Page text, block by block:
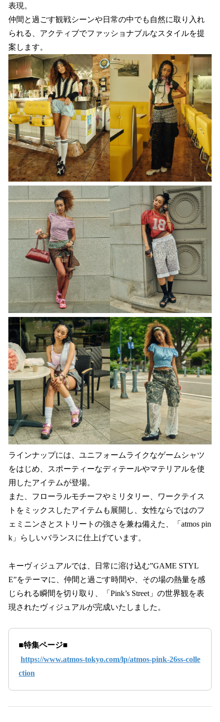
表現。
仲間と過ごす観戦シーンや日常の中でも自然に取り入れ
られる、アクティブでファッショナブルなスタイルを提
案します。
ラインナップには、ユニフォームライクなゲームシャツ
をはじめ、スポーティーなディテールやマテリアルを使
用したアイテムが登場。
また、フローラルモチーフやミリタリー、ワークテイス
トをミックスしたアイテムも展開し、女性ならではのフ
ェミニンさとストリートの強さを兼ね備えた、「atmos pin
k」らしいバランスに仕上げています。
キーヴィジュアルでは、日常に溶け込む”GAME STYL
E”をテーマに、仲間と過ごす時間や、その場の熱量を感
じられる瞬間を切り取り、「Pink’s Street」の世界観を表
現されたヴィジュアルが完成いたしました。
■特集ページ■
https://www.atmos-tokyo.com/lp/atmos-pink-26ss-colle
ction